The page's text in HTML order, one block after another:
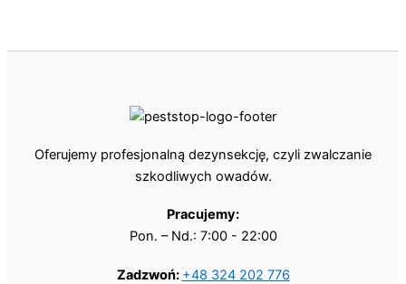
Oferujemy profesjonalną dezynsekcję, czyli zwalczanie
szkodliwych owadów.
Pracujemy:
Pon. – Nd.: 7:00 - 22:00
Zadzwoń: +48 324 202 776